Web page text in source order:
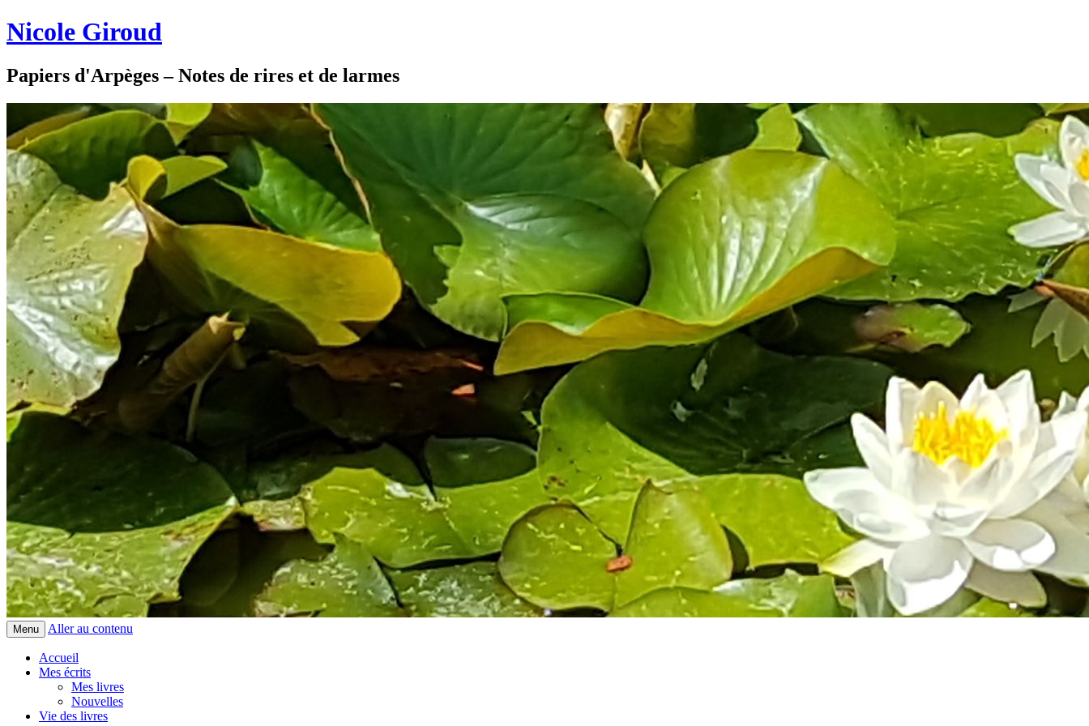
Nicole Giroud
Papiers d'Arpèges – Notes de rires et de larmes
Menu Aller au contenu
Accueil
Mes écrits
Mes livres
Nouvelles
Vie des livres